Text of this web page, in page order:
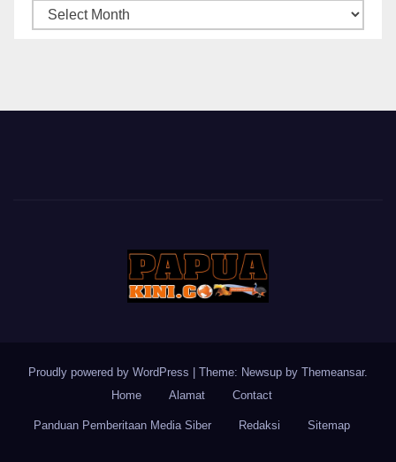
ARSIP
Proudly powered by WordPress Theme: Newsup by Themeansar.
Home
Alamat Contact
Panduan Pemberitaan Media Siber Redaksi Sitemap